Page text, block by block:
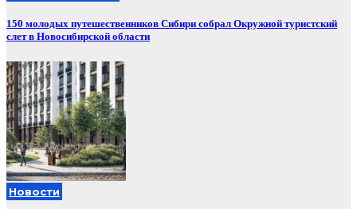
150 молодых путешественников Сибири собрал Окружной туристский
слет в Новосибирской области
Новости